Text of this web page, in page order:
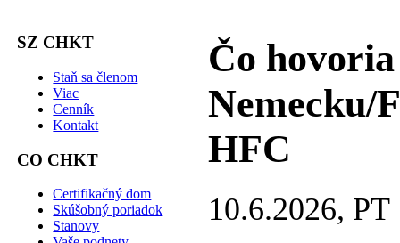
SZ CHKT
Staň sa členom
Viac
Cenník
Kontakt
CO CHKT
Certifikačný dom
Skúšobný poriadok
Stanovy
Čo
Nemecku/
HFC
10.6.2026, PT